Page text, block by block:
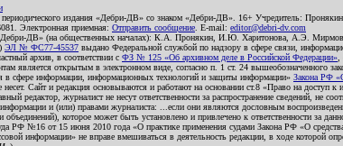
периодического издания «Дебри-ДВ» со знаком «Дебри-ДВ». 16+ Учредитель:
Электронная приемная: Отправить сообщение . E-mail: editor@debri-dv.com
«Дебри-ДВ» (на общественных началах): К.А. Пронякин, И.Ю. Харитонова,
ЭЛ № ФС77-45537 выдано Федеральной службой по надзору в сфере связи,
архив, в соответствии с ФЗ № 125 «Об архивном деле в Российской Федерации»
является открытым в электронном виде, согласно п. 1 ст. 24 вышеобозначенного
в сфере информации, информационных технологий и защиты информации» Закона РФ
несет. Сайт и редакция основываются и работают на основании ст.8 «Право на доступ
редактор, журналист не несут ответственности за распространение сведений, не
и (или) правами журналиста: ...если они являются дословным
которое может быть установлено и привлечено к ответственности за
РФ №16 от 15 июня 2010 года «О практике применения судами Закона РФ «О
информации» не вправе вмешиваться в деятельность редакции, в ходе которой